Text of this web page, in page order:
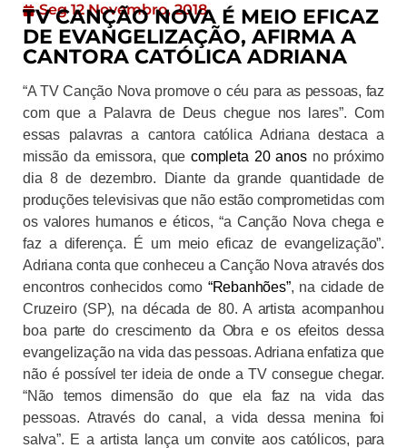
Seg 12 Novembro, 2018
TV CANÇÃO NOVA É MEIO EFICAZ
DE EVANGELIZAÇÃO, AFIRMA A
CANTORA CATÓLICA ADRIANA
“A TV Canção Nova promove o céu para as pessoas, faz
com que a Palavra de Deus chegue nos lares”. Com
essas palavras a cantora católica Adriana destaca a
missão da emissora, quecompleta 20 anosno próximo
dia 8 de dezembro. Diante da grande quantidade de
produções televisivas que não estão comprometidas com
os valores humanos e éticos, “a Canção Nova chega e
faz a diferença. É um meio eficaz de evangelização”.
Adriana conta que conheceu a Canção Nova através dos
encontros conhecidos como “Rebanhões”, na cidade de
Cruzeiro (SP), na década de80. Aartista acompanhou
boa parte do crescimento da Obra e os efeitos dessa
evangelização na vida das pessoas. Adriana enfatiza que
não é possível ter ideia de onde a TV consegue chegar.
“Não temos dimensão do que ela faz na vida das
pessoas. Através do canal, a vida dessa menina foi
salva”. E a artista lança um convite aos católicos, para